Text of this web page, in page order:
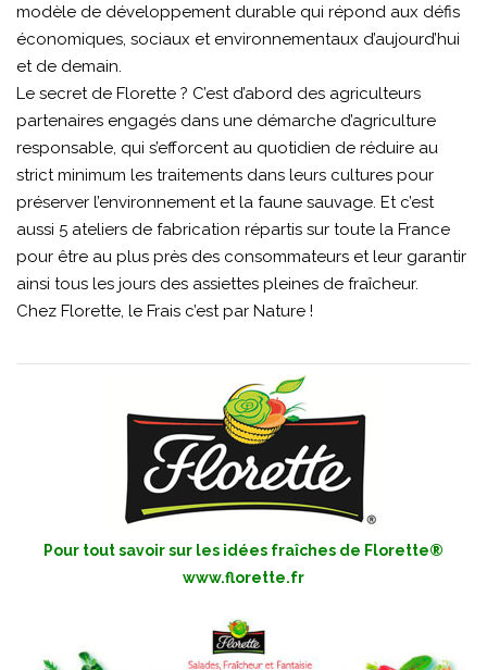
modèle de développement durable qui répond aux défis
économiques, sociaux et environnementaux d’aujourd’hui
et de demain.
Le secret de Florette ? C’est d’abord des agriculteurs
partenaires engagés dans une démarche d’agriculture
responsable, qui s’efforcent au quotidien de réduire au
strict minimum les traitements dans leurs cultures pour
préserver l’environnement et la faune sauvage. Et c’est
aussi 5 ateliers de fabrication répartis sur toute la France
pour être au plus près des consommateurs et leur garantir
ainsi tous les jours des assiettes pleines de fraîcheur.
Chez Florette, le Frais c’est par Nature !
Pour tout savoir sur les idées fraîches de Florette®
www.florette.fr